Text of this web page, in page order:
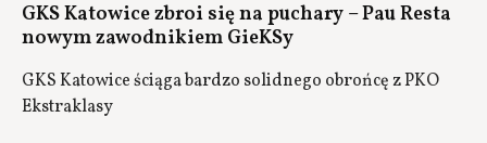
GKS Katowice zbroi się na puchary – Pau Resta
nowym zawodnikiem GieKSy
GKS Katowice ściąga bardzo solidnego obrońcę z PKO
Ekstraklasy